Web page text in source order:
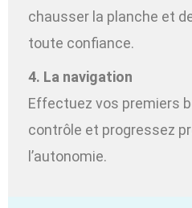
chausser la planche et
toute confiance.
4. La navigation
Effectuez vos premiers
contrôle et progressez
l’autonomie.